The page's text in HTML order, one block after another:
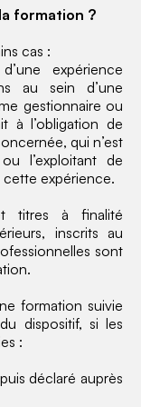
formation ?
cas :
expérience
au sein d’une
gestionnaire ou
à l’obligation de
qui n’est
l’exploitant de
cette expérience.
titres à finalité
inscrits au
sont
formation suivie
dispositif, si les
:
déclaré auprès